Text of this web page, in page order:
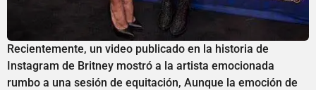
Recientemente, un video publicado en la historia de
Instagram de Britney mostró a la artista emocionada
rumbo a una sesión de equitación, Aunque la emoción de